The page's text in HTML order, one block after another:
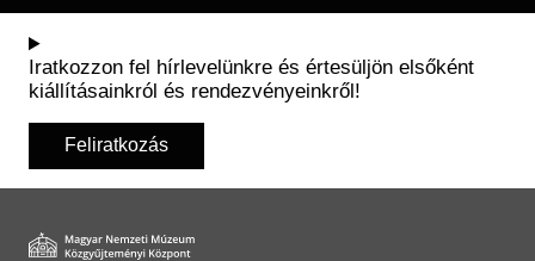
Iratkozzon fel hírlevelünkre és értesüljön elsőként
kiállításainkról és rendezvényeinkről!
Feliratkozás